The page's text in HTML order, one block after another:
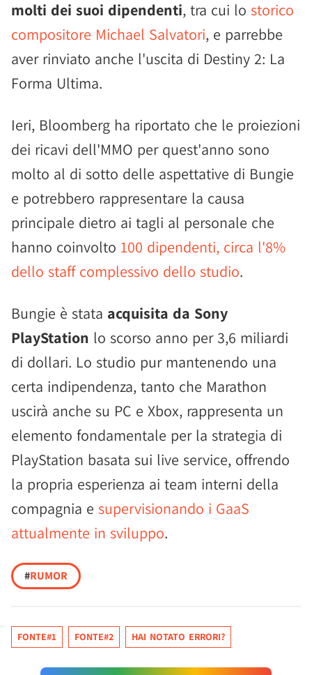
molti dei suoi dipendenti, tra cui lo storico
compositore Michael Salvatori, e parrebbe
aver rinviato anche l'uscita di Destiny 2: La
Forma Ultima.
Ieri, Bloomberg ha riportato che le proiezioni
dei ricavi dell'MMO per quest'anno sono
molto al di sotto delle aspettative di Bungie
e potrebbero rappresentare la causa
principale dietro ai tagli al personale che
hanno coinvolto 100 dipendenti, circa l'8%
dello staff complessivo dello studio.
Bungie è stata acquisita da Sony
PlayStation lo scorso anno per 3,6 miliardi
di dollari. Lo studio pur mantenendo una
certa indipendenza, tanto che Marathon
uscirà anche su PC e Xbox, rappresenta un
elemento fondamentale per la strategia di
PlayStation basata sui live service, offrendo
la propria esperienza ai team interni della
compagnia e supervisionando i GaaS
attualmente in sviluppo.
#RUMOR
FONTE#1 FONTE#2 HAI NOTATO ERRORI?